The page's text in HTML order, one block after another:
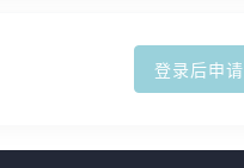
登录后申请